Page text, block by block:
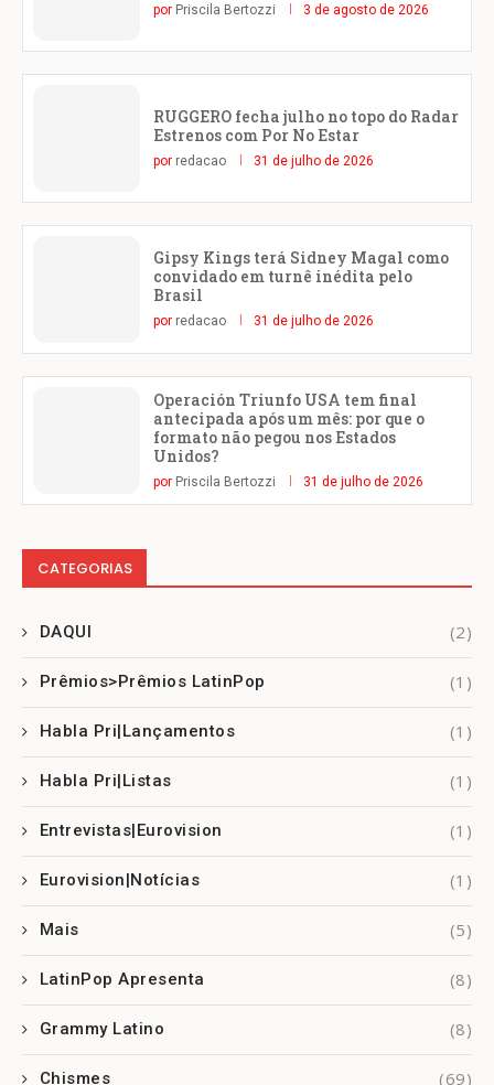
por Priscila Bertozzi 3 de agosto de 2026
RUGGERO fecha julho no topo do Radar
Estrenos com Por No Estar
por redacao 31 de julho de 2026
Gipsy Kings terá Sidney Magal como
convidado em turnê inédita pelo
Brasil
por redacao 31 de julho de 2026
Operación Triunfo USA tem final
antecipada após um mês: por que o
formato não pegou nos Estados
Unidos?
por Priscila Bertozzi 31 de julho de 2026
CATEGORIAS
DAQUI (2)
Prêmios>Prêmios LatinPop (1)
Habla Pri|Lançamentos (1)
Habla Pri|Listas (1)
Entrevistas|Eurovision (1)
Eurovision|Notícias (1)
Mais (5)
LatinPop Apresenta (8)
Grammy Latino (8)
Chismes (69)